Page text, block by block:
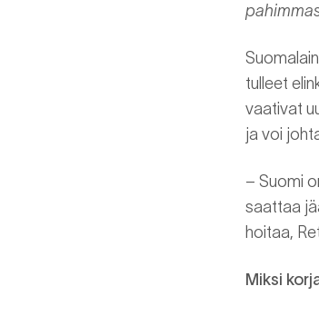
tulleet
vaativat
ja voi
– Suomi
saattaa
hoitaa,
Miksi